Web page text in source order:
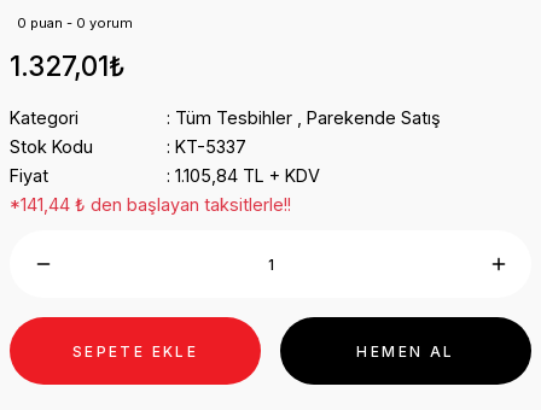
0 puan - 0 yorum
1.327,01₺
Kategori Tüm Tesbihler
Parekende Satış
Stok Kodu
KT-5337
Fiyat
1.105,84 TL + KDV
*141,44 ₺ den başlayan taksitlerle!!
SEPETE EKLE HEMEN AL